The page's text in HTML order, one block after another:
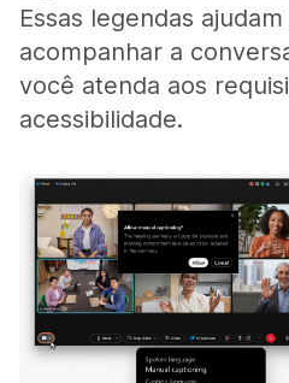
Essas legendas
acompanhar a
você atenda aos
acessibilidade.